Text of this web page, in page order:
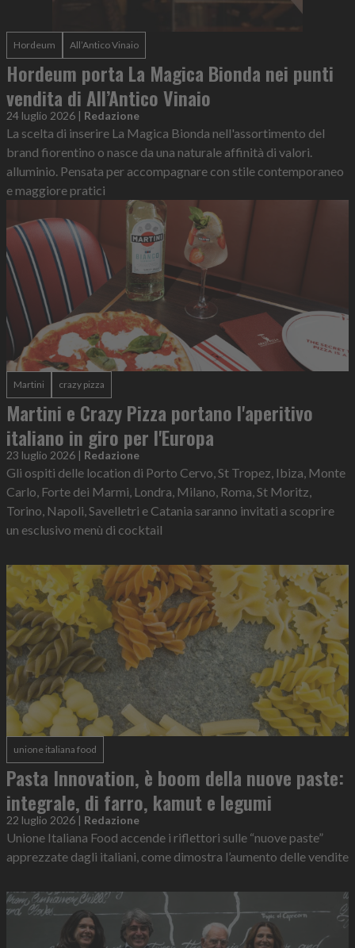
Hordeum All’Antico Vinaio
Hordeum porta La Magica Bionda nei punti
vendita di All’Antico Vinaio
24 luglio 2026 | Redazione
La scelta di inserire La Magica Bionda nell'assortimento del
brand fiorentino o nasce da una naturale affinità di valori.
alluminio. Pensata per accompagnare con stile contemporaneo
e maggiore pratici
Martini crazy pizza
Martini e Crazy Pizza portano l'aperitivo
italiano in giro per l'Europa
23 luglio 2026 | Redazione
Gli ospiti delle location di Porto Cervo, St Tropez, Ibiza, Monte
Carlo, Forte dei Marmi, Londra, Milano, Roma, St Moritz,
Torino, Napoli, Savelletri e Catania saranno invitati a scoprire
un esclusivo menù di cocktail
unione italiana food
Pasta Innovation, è boom della nuove paste:
integrale, di farro, kamut e legumi
22 luglio 2026 | Redazione
Unione Italiana Food accende i riflettori sulle “nuove paste”
apprezzate dagli italiani, come dimostra l’aumento delle vendite